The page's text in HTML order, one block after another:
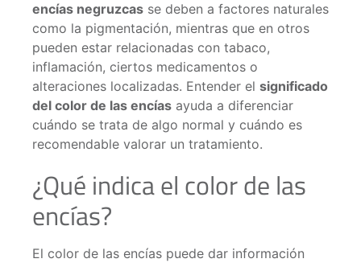
encías negruzcas se deben a factores naturales
como la pigmentación, mientras que en otros
pueden estar relacionadas con tabaco,
inflamación, ciertos medicamentos o
alteraciones localizadas. Entender el significado
del color de las encías ayuda a diferenciar
cuándo se trata de algo normal y cuándo es
recomendable valorar un tratamiento.
¿Qué indica el color de las
encías?
El color de las encías puede dar información